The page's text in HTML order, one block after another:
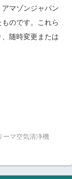
マゾンジャパン
のです。これら
随時変更または
ーマ空気清浄機